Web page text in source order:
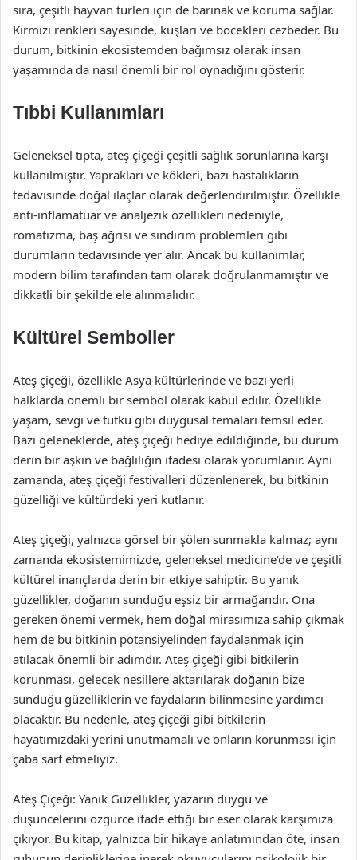
sıra, çeşitli hayvan türleri için de barınak ve koruma sağlar.
Kırmızı renkleri sayesinde, kuşları ve böcekleri cezbeder. Bu
durum, bitkinin ekosistemden bağımsız olarak insan
yaşamında da nasıl önemli bir rol oynadığını gösterir.
Tıbbi Kullanımları
Geleneksel tıpta, ateş çiçeği çeşitli sağlık sorunlarına karşı
kullanılmıştır. Yaprakları ve kökleri, bazı hastalıkların
tedavisinde doğal ilaçlar olarak değerlendirilmiştir. Özellikle
anti-inflamatuar ve analjezik özellikleri nedeniyle,
romatizma, baş ağrısı ve sindirim problemleri gibi
durumların tedavisinde yer alır. Ancak bu kullanımlar,
modern bilim tarafından tam olarak doğrulanmamıştır ve
dikkatli bir şekilde ele alınmalıdır.
Kültürel Semboller
Ateş çiçeği, özellikle Asya kültürlerinde ve bazı yerli
halklarda önemli bir sembol olarak kabul edilir. Özellikle
yaşam, sevgi ve tutku gibi duygusal temaları temsil eder.
Bazı geleneklerde, ateş çiçeği hediye edildiğinde, bu durum
derin bir aşkın ve bağlılığın ifadesi olarak yorumlanır. Aynı
zamanda, ateş çiçeği festivalleri düzenlenerek, bu bitkinin
güzelliği ve kültürdeki yeri kutlanır.
Ateş çiçeği, yalnızca görsel bir şölen sunmakla kalmaz; aynı
zamanda ekosistemimizde, geleneksel medicine‘de ve çeşitli
kültürel inançlarda derin bir etkiye sahiptir. Bu yanık
güzellikler, doğanın sunduğu eşsiz bir armağandır. Ona
gereken önemi vermek, hem doğal mirasımıza sahip çıkmak
hem de bu bitkinin potansiyelinden faydalanmak için
atılacak önemli bir adımdır. Ateş çiçeği gibi bitkilerin
korunması, gelecek nesillere aktarılarak doğanın bize
sunduğu güzelliklerin ve faydaların bilinmesine yardımcı
olacaktır. Bu nedenle, ateş çiçeği gibi bitkilerin
hayatımızdaki yerini unutmamalı ve onların korunması için
çaba sarf etmeliyiz.
Ateş Çiçeği: Yanık Güzellikler, yazarın duygu ve
düşüncelerini özgürce ifade ettiği bir eser olarak karşımıza
çıkıyor. Bu kitap, yalnızca bir hikaye anlatımından öte, insan